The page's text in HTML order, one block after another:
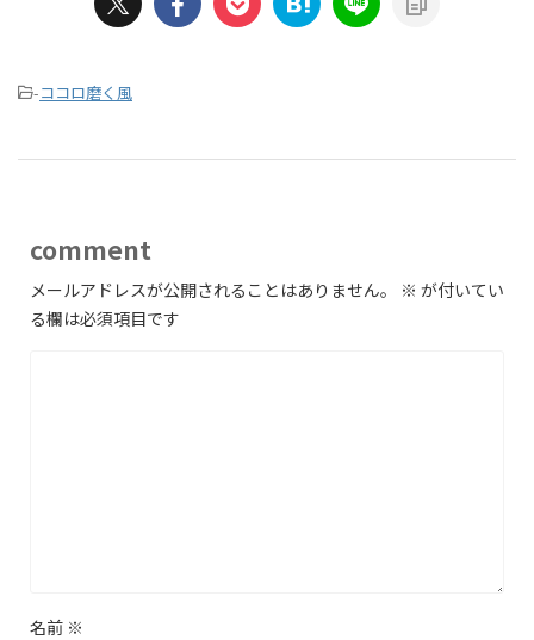
-ココロ磨く風
comment
メールアドレスが公開されることはありません。 ※ が付いてい
る欄は必須項目です
名前 ※